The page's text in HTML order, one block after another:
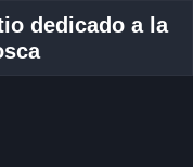
dedicado a la